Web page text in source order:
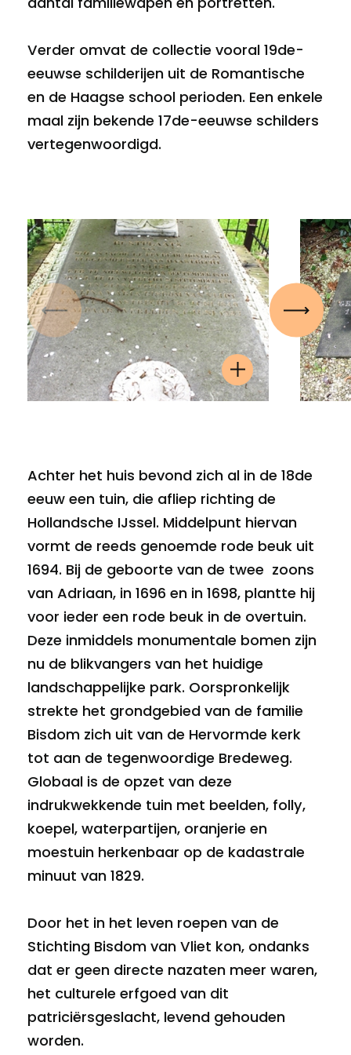
Verder omvat de collectie vooral 19de-
eeuwse schilderijen uit de Romantische
en de Haagse school perioden. Een enkele
maal zijn bekende 17de-eeuwse schilders
vertegenwoordigd.
Vorige
Achter het huis bevond zich al in de 18de
eeuw een tuin, die afliep richting de
Hollandsche IJssel. Middelpunt hiervan
vormt de reeds genoemde rode beuk uit
1694. Bij de geboorte van de twee zoons
van Adriaan, in 1696 en in 1698, plantte hij
voor ieder een rode beuk in de overtuin.
Deze inmiddels monumentale bomen zijn
nu de blikvangers van het huidige
landschappelijke park. Oorspronkelijk
strekte het grondgebied van de familie
Bisdom zich uit van de Hervormde kerk
tot aan de tegenwoordige Bredeweg.
Globaal is de opzet van deze
indrukwekkende tuin met beelden, folly,
koepel, waterpartijen, oranjerie en
moestuin herkenbaar op de kadastrale
minuut van 1829.
Door het in het leven roepen van de
Stichting Bisdom van Vliet kon, ondanks
dat er geen directe nazaten meer waren,
het culturele erfgoed van dit
patriciërsgeslacht, levend gehouden
worden.